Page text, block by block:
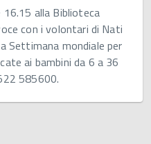
alla Biblioteca
con i volontari di Nati
Settimana mondiale per
ai bambini da 6 a 36
585600.